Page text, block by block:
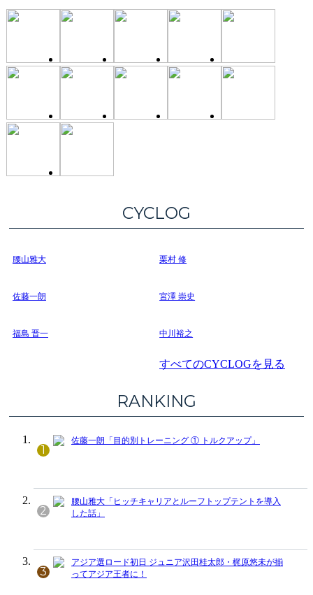
CYCLOG
腰山雅大 栗村 修
佐藤一朗 宮澤 崇史
福島 晋一 中川裕之
すべてのCYCLOGを見る
RANKING
1
佐藤一朗「目的別トレーニング ① トルクアップ」
2
腰山雅大「ヒッチキャリアとルーフトップテントを導入
した話」
3
アジア選ロード初日 ジュニア沢田桂太郎・梶原悠未が揃
ってアジア王者に！